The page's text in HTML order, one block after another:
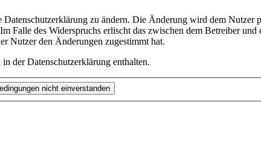
zu ändern. Die Änderung wird dem Nutzer
Falle des Widerspruchs erlischt das zwischen dem Betreiber
Nutzer den Änderungen zugestimmt hat.
der Datenschutzerklärung enthalten.